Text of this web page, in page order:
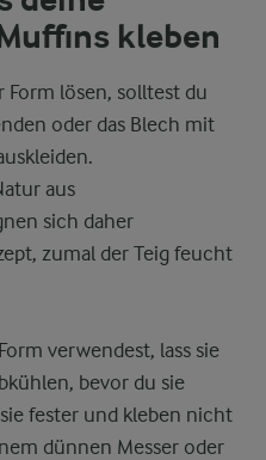
kleben
Form lösen, solltest du
oder das Blech mit
aus
sich daher
zumal der Teig feucht
verwendest, lass sie
bevor du sie
fester und kleben nicht
dünnen Messer oder